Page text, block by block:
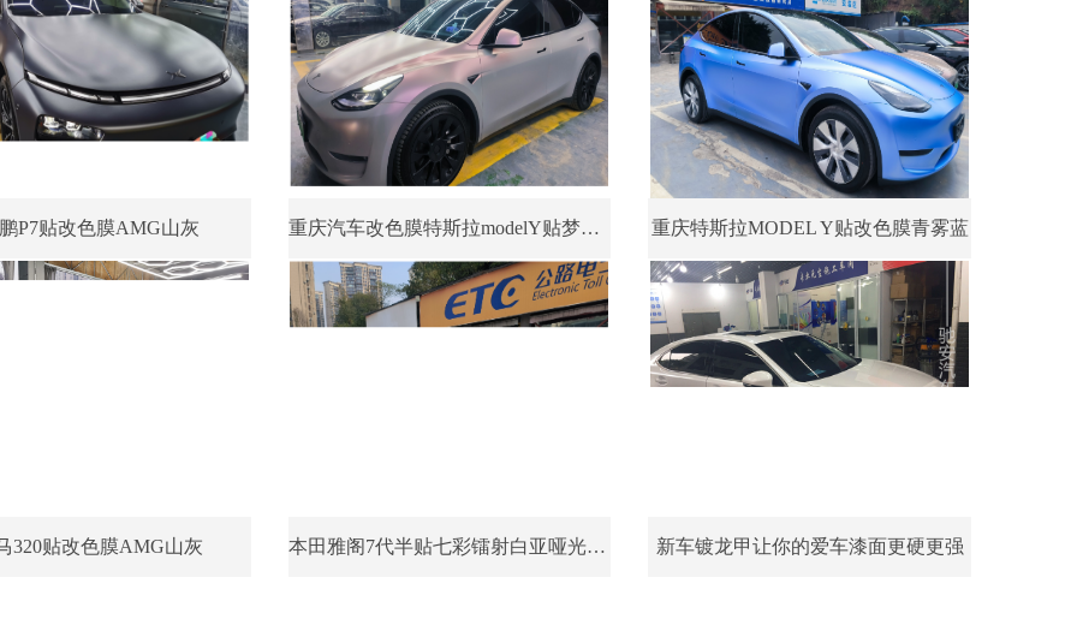
P7贴改色膜AMG山灰 重庆汽车改色膜特斯拉modelY贴梦幻火山灰 重庆特斯拉MODEL Y贴改色膜青雾蓝
320贴改色膜AMG山灰 本田雅阁7代半贴七彩镭射白亚哑光改色膜 新车镀龙甲让你的爱车漆面更硬更强